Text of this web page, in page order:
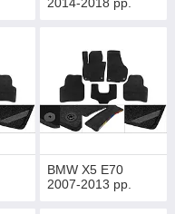
2014-2018 рр.
BMW X5 E70
2007-2013 рр.